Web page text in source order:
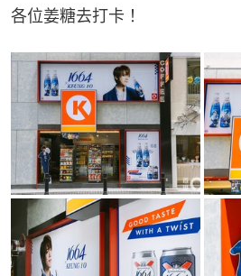
各位姜糖去打卡！